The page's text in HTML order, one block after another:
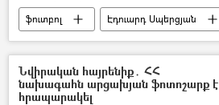
ֆուտբոլ Էդուարդ Սպերցյան
Նվիրական հայրենիք․ ՀՀ
նախագահն արցախյան ֆոտոշարք է
հրապարակել